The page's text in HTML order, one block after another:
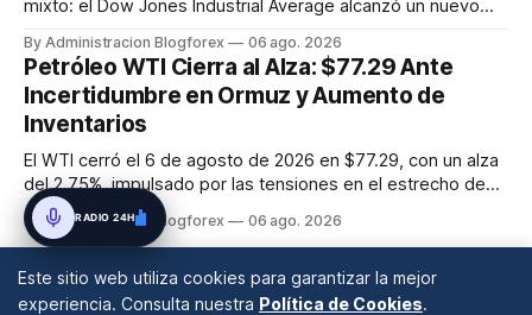
mixto: el Dow Jones Industrial Average alcanzó un nuevo
que el S&P 500 retrocedió un 0.2% a 7,723.55 y el Nasdaq
Composite cayó un 0.8% a 26,363.44, afectado por la
debilidad de las a...
By Administracion Blogforex 06 ago. 2026
Petróleo WTI Cierra al Alza: $77.29 Ante
Incertidumbre en Ormuz y Aumento de
Inventarios
El WTI cerró el 6 de agosto de 2026 en $77.29, con un alza
del 2.75%, impulsado por las tensiones en el estrecho de
Ormuz, a pesar del aumento inesperado en los inventarios
de crudo de EE. UU.
By Administracion Blogforex 06 ago. 2026
Este sitio web utiliza cookies para garantizar la mejor
experiencia. Consulta nuestra Política de Cookies.
RADIO 24H